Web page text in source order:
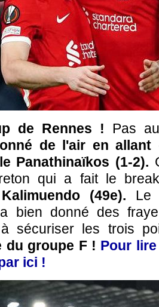
de Rennes ! Pas
de l'air en allant
Panathinaïkos (1-2).
qui a fait le
(49e). Le
bien donné des
à sécuriser les trois
du groupe F ! Pour
ici !